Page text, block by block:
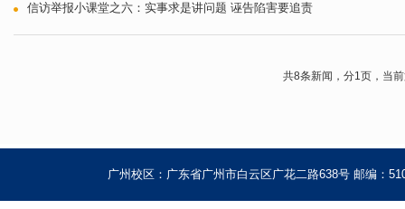
信访举报小课堂之六：实事求是讲问题 诬告陷害要追责
共8条新闻，分1页，当
广州校区：广东省广州市白云区广花二路638号 邮编：